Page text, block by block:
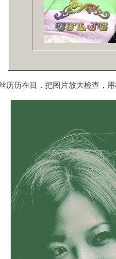
历在目，把图片放大检查，用